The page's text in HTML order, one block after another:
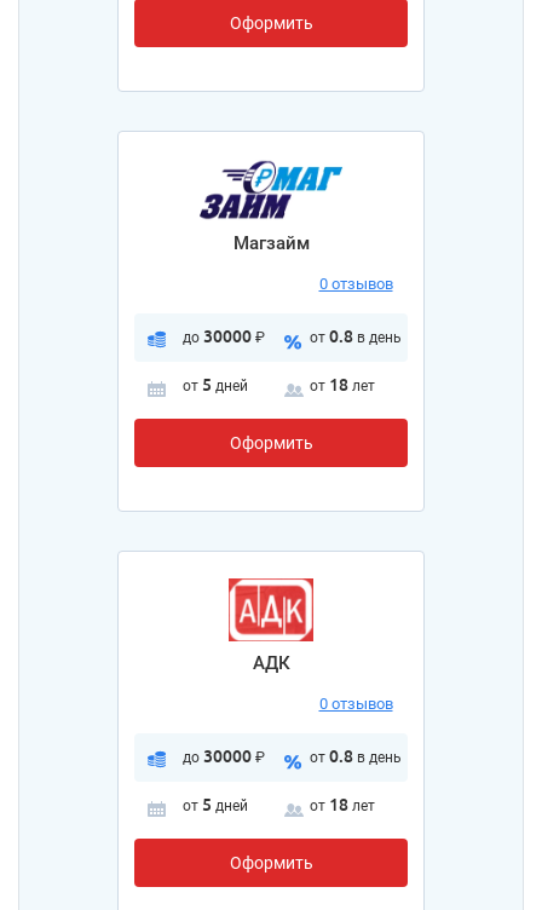
Оформить
Магзайм
0 отзывов
до 30000 ₽ от 0.8 в день
от 5 дней от 18 лет
Оформить
АДК
0 отзывов
до 30000 ₽ от 0.8 в день
от 5 дней от 18 лет
Оформить